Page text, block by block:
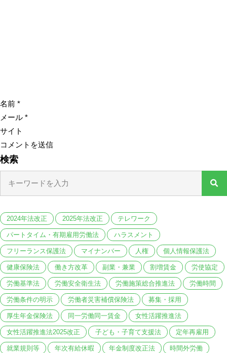
名前 *
メール *
サイト
検索
2024年法改正 2025年法改正 テレワーク
パートタイム・有期雇用労働法 ハラスメント
フリーランス保護法 マイナンバー 人権 個人情報保護法
健康保険法 働き方改革 副業・兼業 割増賃金 労使協定
労働基準法 労働安全衛生法 労働施策総合推進法 労働時間
労働条件の明示 労働者災害補償保険法 募集・採用
厚生年金保険法 同一労働同一賃金 女性活躍推進法
女性活躍推進法2025改正 子ども・子育て支援法 定年再雇用
就業規則等 年次有給休暇 年金制度改正法 時間外労働